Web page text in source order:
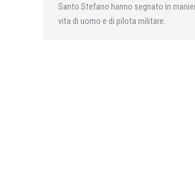
Santo Stefano hanno segnato in
vita di uomo e di pilota militare.